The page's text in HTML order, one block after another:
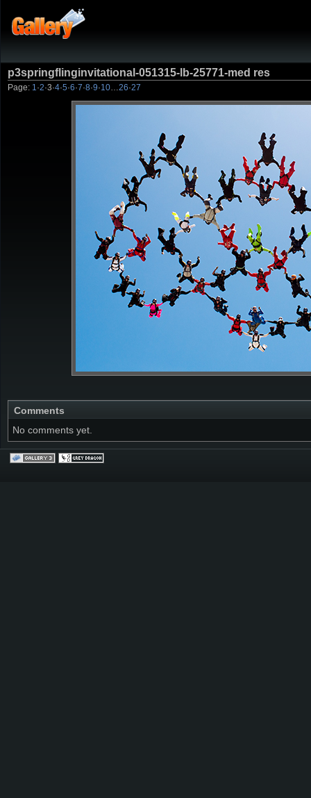
p3springflinginvitational-051315-lb-25771-med res
Page: 1 ·2·3·4·5·6·7·8·9·10 26·27
Comments
No comments yet.